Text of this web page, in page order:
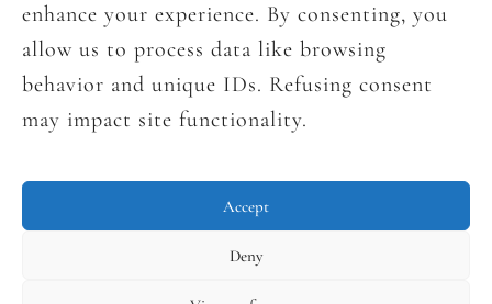
enhance your experience. By consenting, you
allow us to process data like browsing
behavior and unique IDs. Refusing consent
may impact site functionality.
Accept
Deny
Copyright © Böhmisch
Fotógrafa Retratos, Boudoir y Desnudos
Latinoamérica
Contacto · bohmisch@gmail.com